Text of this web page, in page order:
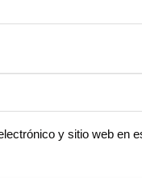
y sitio web en